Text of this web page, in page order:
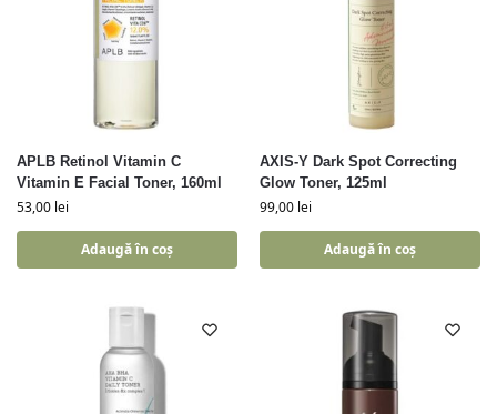
APLB Retinol Vitamin C
Vitamin E Facial Toner, 160ml
53,00 lei
Adaugă în coș
AXIS-Y Dark Spot Correcting
Glow Toner, 125ml
99,00 lei
Adaugă în coș